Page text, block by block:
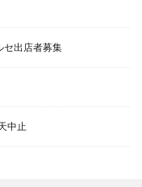
出店者募集
中止